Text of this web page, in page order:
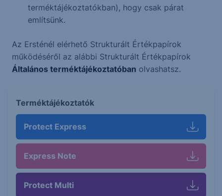
terméktájékoztatókban), hogy csak párat
említsünk.
Az Ersténél elérhető Strukturált Értékpapírok
működéséről az alábbi Strukturált Értékpapírok
Általános terméktájékoztatóban olvashatsz.
Terméktájékoztatók
Protect Express
Express Note
Protect Multi